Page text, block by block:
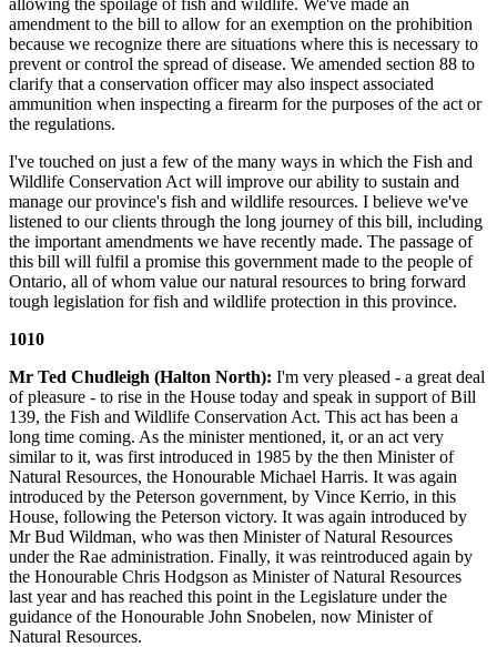
amendment to the bill to allow for an exemption on the prohibition
because we recognize there are situations where this is necessary to
prevent or control the spread of disease. We amended section 88 to
clarify that a conservation officer may also inspect associated
ammunition when inspecting a firearm for the purposes of the act or
the regulations.
I've touched on just a few of the many ways in which the Fish and
Wildlife Conservation Act will improve our ability to sustain and
manage our province's fish and wildlife resources. I believe we've
listened to our clients through the long journey of this bill, including
the important amendments we have recently made. The passage of
this bill will fulfil a promise this government made to the people of
Ontario, all of whom value our natural resources to bring forward
tough legislation for fish and wildlife protection in this province.
1010
Mr Ted Chudleigh (Halton North): I'm very pleased - a great deal
of pleasure - to rise in the House today and speak in support of Bill
139, the Fish and Wildlife Conservation Act. This act has been a
long time coming. As the minister mentioned, it, or an act very
similar to it, was first introduced in 1985 by the then Minister of
Natural Resources, the Honourable Michael Harris. It was again
introduced by the Peterson government, by Vince Kerrio, in this
House, following the Peterson victory. It was again introduced by
Mr Bud Wildman, who was then Minister of Natural Resources
under the Rae administration. Finally, it was reintroduced again by
the Honourable Chris Hodgson as Minister of Natural Resources
last year and has reached this point in the Legislature under the
guidance of the Honourable John Snobelen, now Minister of
Natural Resources.